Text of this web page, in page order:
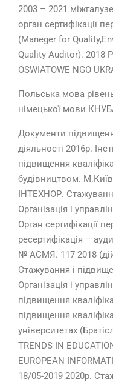
2003 – 2021
орган сертифікації
(Maneger for
Quality Auditor). 2018
OSWIATOWE NGO
Польська мова
німецької мови
Документи
діяльності 2016р.
підвищення
будівництвом.
ІНТЕХНОР.
Організація і
Орган сертифікації
ресертифікація –
№ АСМЯ. 117 2018
Стажування і
Організація і
підвищення
підвищення
університетах
TRENDS IN
EUROPEAN
18/05-2019 2020р.